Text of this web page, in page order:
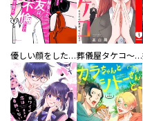
優しい顔をした親友は、夫と不倫して私の家に入り込んできた。 葬儀屋タケコ～あなたの最期、叶えます【電子単行本版】